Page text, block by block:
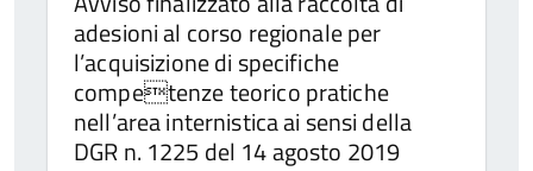
adesioni al corso regionale per
l’acquisizione di specifiche
competenze teorico pratiche
nell’area internistica ai sensi della
DGR n. 1225 del 14 agosto 2019